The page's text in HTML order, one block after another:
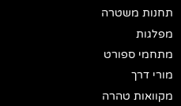
תחנות משטרה
מפלגות
מתחמי ספורט
מורי דרך
מקוואות טהרה